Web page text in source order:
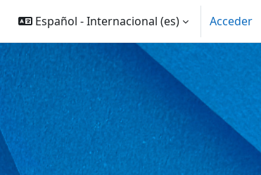
Español - Internacional ‎(es)‎ Acceder